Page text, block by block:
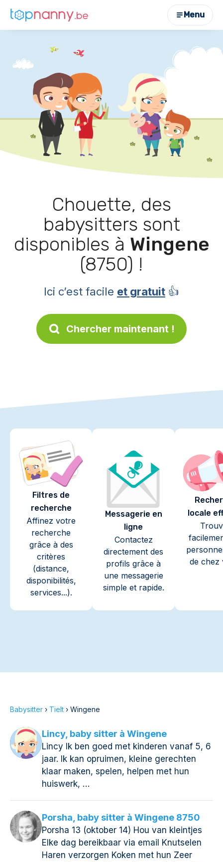
Menu
Chouette, des
babysitters sont
disponibles à Wingene
(8750) !
Ici c’est facile et gratuit 👍
Chercher maintenant !
Filtres de
recherche
Affinez votre
recherche
grâce à des
critères
(distance,
disponibilités,
services...).
Messagerie en
ligne
Contactez
directement des
profils grâce à
une messagerie
simple et rapide.
locale
de chez
Babysitter › Tielt › Wingene
Lincy, baby sitter à Wingene
Lincy Ik ben goed met kinderen vanaf 5, 6
jaar. Ik kan opruimen, kleine gerechten
klaar maken, spelen, helpen met hun
huiswerk, …
Porsha, baby sitter à Wingene 8750
Porsha 13 (oktober 14) Hou van kleintjes
Elke dag bereikbaar via email Knutselen
Haren verzorgen Koken met hun Zeer